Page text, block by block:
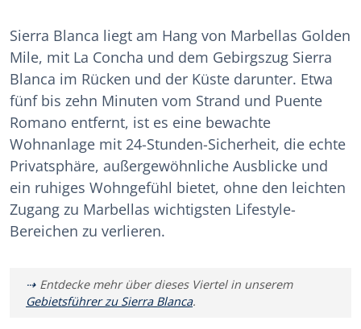
Sierra Blanca liegt am Hang von Marbellas Golden
Mile, mit La Concha und dem Gebirgszug Sierra
Blanca im Rücken und der Küste darunter. Etwa
fünf bis zehn Minuten vom Strand und Puente
Romano entfernt, ist es eine bewachte
Wohnanlage mit 24-Stunden-Sicherheit, die echte
Privatsphäre, außergewöhnliche Ausblicke und
ein ruhiges Wohngefühl bietet, ohne den leichten
Zugang zu Marbellas wichtigsten Lifestyle-
Bereichen zu verlieren.
Entdecke mehr über dieses Viertel in unserem
Gebietsführer zu Sierra Blanca.